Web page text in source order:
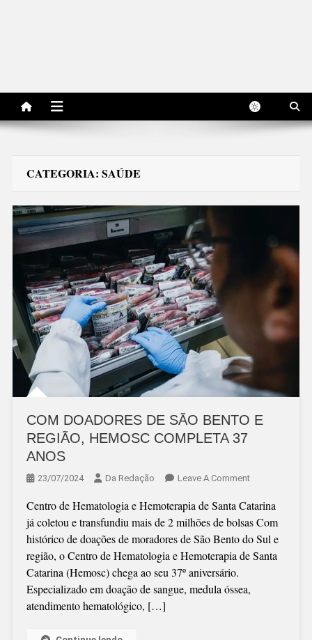
CATEGORIA: SAÚDE
COM DOADORES DE SÃO BENTO E
REGIÃO, HEMOSC COMPLETA 37
ANOS
23/07/2024 Da Redação Leave A CommentOn
DOADORES
DE
SÃO
BENTO
REGIÃO,
Centro de Hematologia e Hemoterapia de Santa Catarina
já coletou e transfundiu mais de 2 milhões de bolsas Com
histórico de doações de moradores de São Bento do Sul e
região, o Centro de Hematologia e Hemoterapia de Santa
Catarina (Hemosc) chega ao seu 37º aniversário.
Especializado em doação de sangue, medula óssea,
atendimento hematológico, […]